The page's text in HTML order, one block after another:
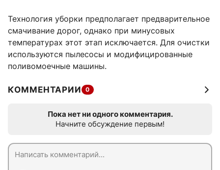
Технология уборки предполагает предварительное
смачивание дорог, однако при минусовых
температурах этот этап исключается. Для очистки
используются пылесосы и модифицированные
поливомоечные машины.
КОММЕНТАРИИ 0
Пока нет ни одного комментария.
Начните обсуждение первым!